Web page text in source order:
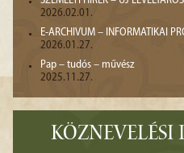
2026.02.01.
E-ARCHIVUM – INFORMATIKAI
2026.01.27.
Pap – tudós – művész
2025.11.27.